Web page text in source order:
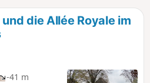
die Allée Royale im
-41 m